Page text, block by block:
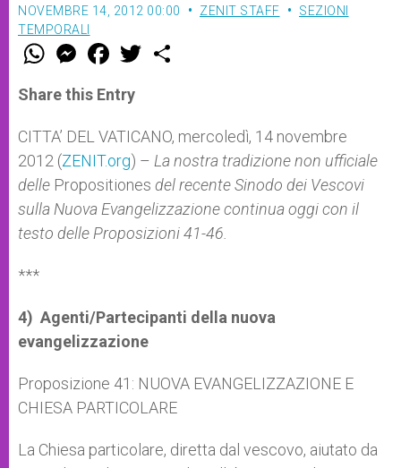
NOVEMBRE 14, 2012 00:00 ZENIT STAFF
SEZIONI
TEMPORALI
W
t
s
p
p
M
e
s
e
g
e
r
F
a
e
b
o
k
w
r
Share this Entry
CITTA’ DEL VATICANO, mercoledì, 14 novembre
2012 (ZENIT.org) – La nostra tradizione non ufficiale
delle Propositiones del recente Sinodo dei Vescovi
sulla Nuova Evangelizzazione continua oggi con il
testo delle Proposizioni 41-46.
***
4) Agenti/Partecipanti della nuova
evangelizzazione
Proposizione 41: NUOVA EVANGELIZZAZIONE E
CHIESA PARTICOLARE
La Chiesa particolare, diretta dal vescovo, aiutato da